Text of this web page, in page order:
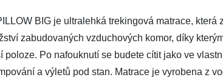
BIG je ultralehká trekingová matrace,
zabudovaných vzduchových komor, díky
poloze. Po nafouknutí se budete cítit jako ve
a výletů pod stan. Matrace je vyrobena z